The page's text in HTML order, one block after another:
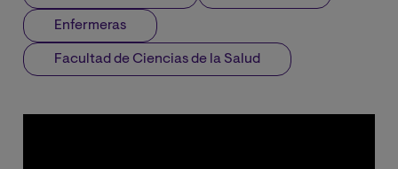
Enfermeras
Facultad de Ciencias de la Salud